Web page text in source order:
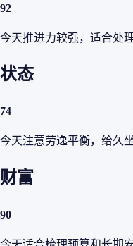
92
今天推进力较强，适合处
状态
74
今天注意劳逸平衡，给久
财富
90